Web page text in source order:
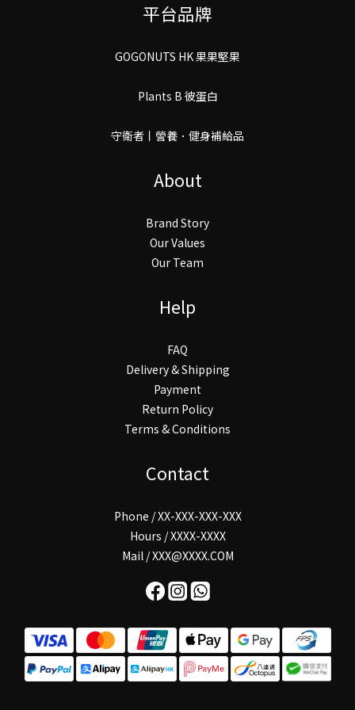
平台品牌
GOGONUTS HK 果果堅果
Plants B 彼蛋白
守衛者丨謍養．健身補給品
About
Brand Story
Our Values
Our Team
Help
FAQ
Delivery & Shipping
Payment
Return Policy
Terms & Conditions
Contact
Phone / XX-XXX-XXX-XXX
Hours / XXXX-XXXX
Mail / XXX@XXXX.COM